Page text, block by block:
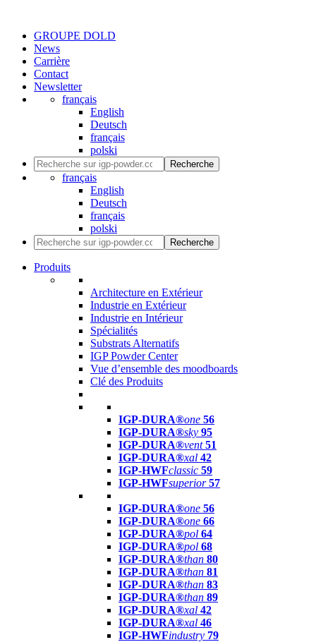
GROUPE DOLD
News
Carrière
Contact
Newsletter
français
English
Deutsch
français
polski
Recherche
français
English
Deutsch
français
polski
Recherche
Produits
Architecture en Extérieur
Industrie en Extérieur
Industrie en Intérieur
Spécialités
Substrats Alternatifs
IGP Powder Center
Vue d’ensemble des moodboards
Clé des Produits
IGP-DURA®one 56
IGP-DURA®sky 95
IGP-DURA®vent 51
IGP-DURA®xal 42
IGP-HWFclassic 59
IGP-HWFsuperior 57
IGP-DURA®one 56
IGP-DURA®one 66
IGP-DURA®pol 64
IGP-DURA®pol 68
IGP-DURA®than 80
IGP-DURA®than 81
IGP-DURA®than 83
IGP-DURA®than 89
IGP-DURA®xal 42
IGP-DURA®xal 46
IGP-HWFindustry 79